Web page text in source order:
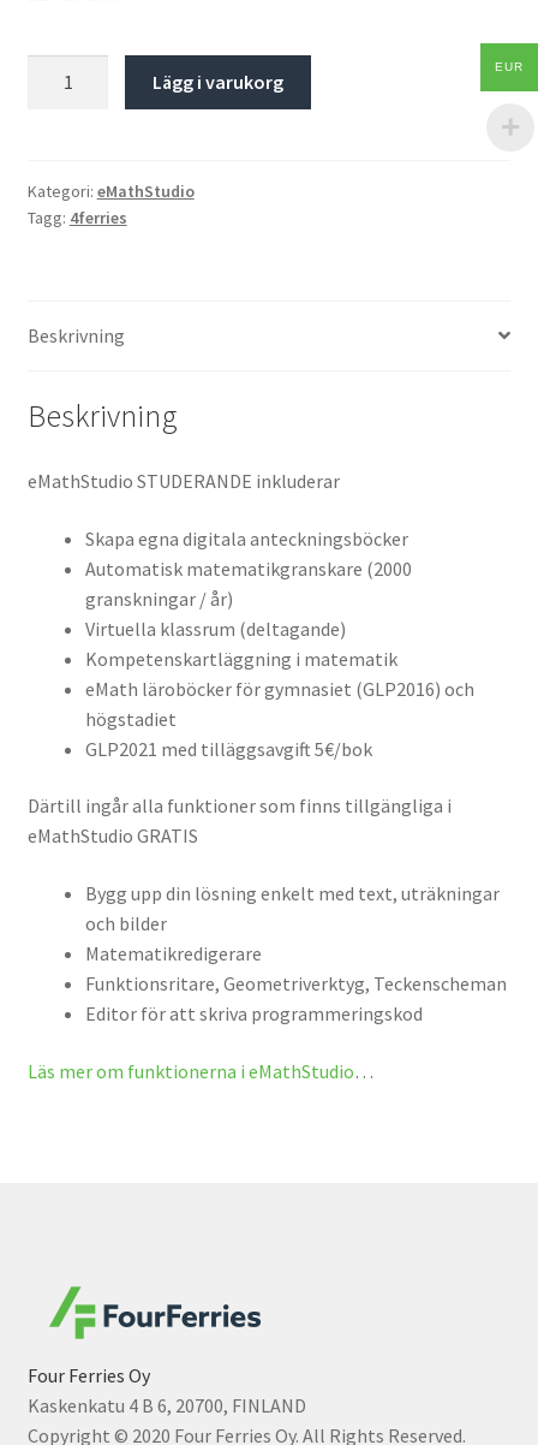
Lägg i varukorg
Kategori: eMathStudio
Tagg: 4ferries
Beskrivning
Beskrivning
eMathStudio STUDERANDE inkluderar
Skapa egna digitala anteckningsböcker
Automatisk matematikgranskare (2000
granskningar / år)
Virtuella klassrum (deltagande)
Kompetenskartläggning i matematik
eMath läroböcker för gymnasiet (GLP2016) och
högstadiet
GLP2021 med tilläggsavgift 5€/bok
Därtill ingår alla funktioner som finns tillgängliga i
eMathStudio GRATIS
Bygg upp din lösning enkelt med text, uträkningar
och bilder
Matematikredigerare
Funktionsritare, Geometriverktyg, Teckenscheman
Editor för att skriva programmeringskod
Läs mer om funktionerna i eMathStudio…
Four Ferries Oy
Kaskenkatu 4 B 6, 20700, FINLAND
Copyright © 2020 Four Ferries Oy. All Rights Reserved.
EUR